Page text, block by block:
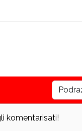
komentarisati!